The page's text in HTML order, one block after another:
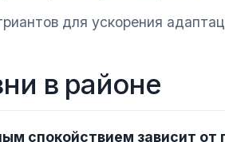
для ускорения
в районе
спокойствием зависит от